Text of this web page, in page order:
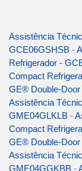
Assistência
GCE06GSHSB -
Refrigerador -
Compact
GE® Double-
Assistência
GME04GLKLB -
Compact
GE® Double-
Assistência
GME04GGKBB -